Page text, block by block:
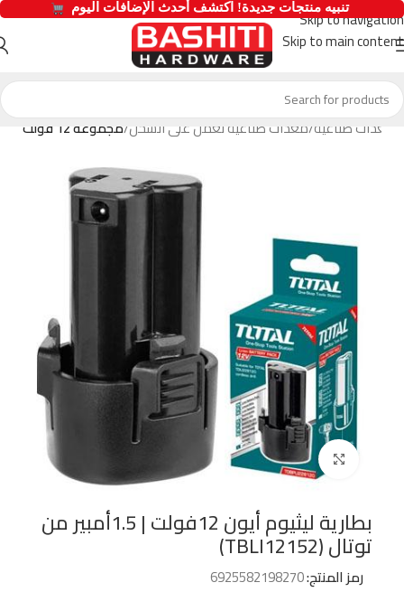
Skip to navigation
Skip to main content
معدات صناعية معدات صناعية تعمل على الشحن مجموعة 12 فولت
Click to enlarge
بطارية ليثيوم أيون 12فولت | 1.5أمبير من
توتال (TBLI12152)
رمز المنتج:6925582198270
  تنبيه منتجات جديدة! اكتشف أحدث الإضافات اليوم